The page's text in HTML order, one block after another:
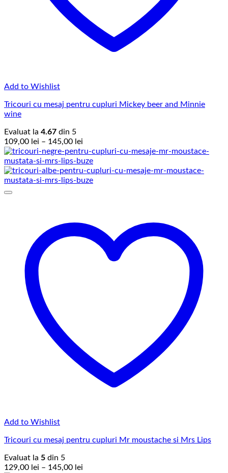
Add to Wishlist
Tricouri cu mesaj pentru cupluri Mickey beer and Minnie
wine
Evaluat la 4.67 din 5
109,00 lei – 145,00 lei
de
prețuri:
109,00 lei
până
Add to Wishlist
Tricouri cu mesaj pentru cupluri Mr moustache si Mrs Lips
Evaluat la 5 din 5
129,00 lei – 145,00 lei